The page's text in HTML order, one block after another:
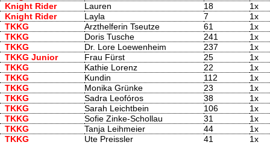
Knight Rider
Lauren 18
1x
Knight Rider
Layla 7
1x
TKKG
Arzthelferin Tseutze 61
1x
TKKG
Doris Tusche 241
1x
TKKG
Dr. Lore Loewenheim 237
1x
TKKG Junior
Frau Fürst 25
1x
TKKG
Kathie Lorenz 22
1x
TKKG
Kundin 112
1x
TKKG
Monika Grünke 23
1x
TKKG
Sadra Leofóros 38
1x
TKKG
Sarah Leichtbein 106
1x
TKKG
Sofie Zinke-Schollau 31
1x
TKKG
Tanja Leihmeier 44
1x
TKKG
Ute Preissler 41 1x